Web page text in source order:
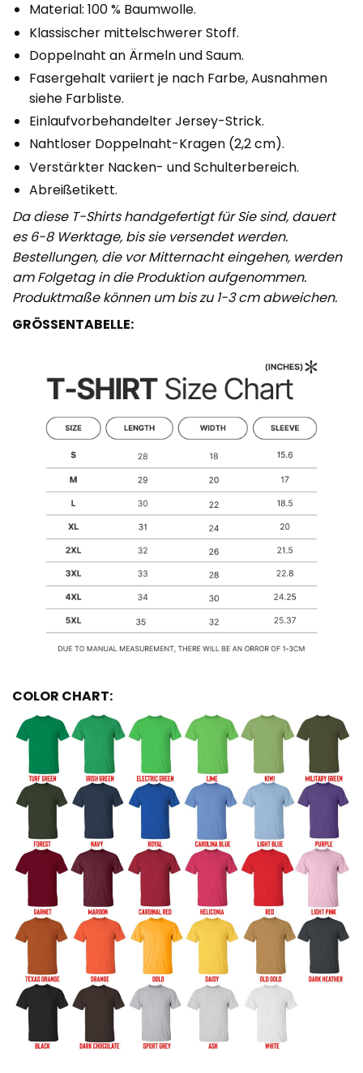
Material: 100 % Baumwolle.
Klassischer mittelschwerer Stoff.
Doppelnaht an Ärmeln und Saum.
Fasergehalt variiert je nach Farbe, Ausnahmen
siehe Farbliste.
Einlaufvorbehandelter Jersey-Strick.
Nahtloser Doppelnaht-Kragen (2,2 cm).
Verstärkter Nacken- und Schulterbereich.
Abreißetikett.
Da diese T-Shirts handgefertigt für Sie sind, dauert
es 6-8 Werktage, bis sie versendet werden.
Bestellungen, die vor Mitternacht eingehen, werden
am Folgetag in die Produktion aufgenommen.
Produktmaße können um bis zu 1-3 cm abweichen.
GRÖSSENTABELLE:
COLOR CHART: